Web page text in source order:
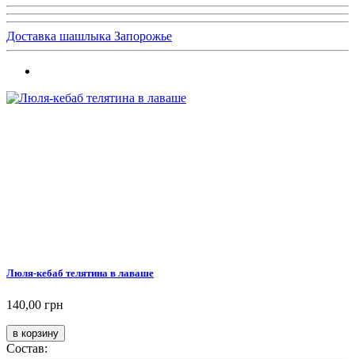
Доставка шашлыка Запорожье
Люля-кебаб телятина в лаваше
140,00 грн
Состав: